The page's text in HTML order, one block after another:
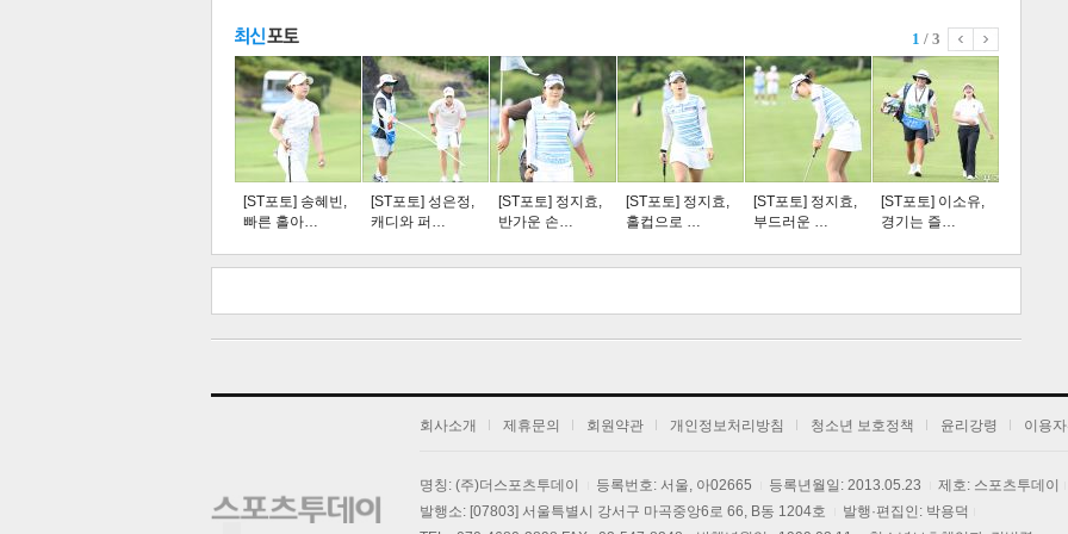
스북 터 공 오톡 공유 버블 트 크 트 축 사 하기 보기
주요뉴스
연예 라이프
1 / 3
[ST포토] 송혜빈,
빠른 홀아…
[ST포토] 성은정,
캐디와 퍼…
[ST포토] 정지효,
반가운 손…
[ST포토] 정지효,
홀컵으로 …
[ST포토] 정지효,
부드러운 …
[ST포토] 이소유,
경기는 즐…
회사소개 제휴문의 회원약관 개인정보처리방침 청소년 보호정책 윤리강령 이용
명칭: (주)더스포츠투데이 등록번호: 서울, 아02665 등록년월일: 2013.05.23
제호: 스포츠투데이
발행소: [07803] 서울특별시 강서구 마곡중앙6로 66, B동 1204호
발행·편집인: 박용덕